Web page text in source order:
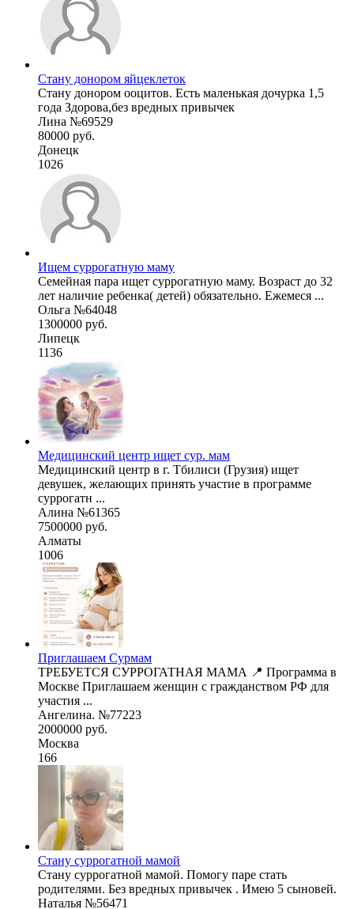
Стану донором яйцеклеток
Стану донором ооцитов. Есть маленькая дочурка 1,5
года Здорова,без вредных привычек
Лина №69529
80000 руб.
Донецк
1026
Ищем суррогатную маму
Семейная пара ищет суррогатную маму. Возраст до 32
лет наличие ребенка( детей) обязательно. Ежемеся ...
Ольга №64048
1300000 руб.
Липецк
1136
Медицинский центр ищет сур. мам
Медицинский центр в г. Тбилиси (Грузия) ищет
девушек, желающих принять участие в программе
суррогатн ...
Алина №61365
7500000 руб.
Алматы
1006
Приглашаем Сурмам
ТРЕБУЕТСЯ СУРРОГАТНАЯ МАМА 📍 Программа в
Москве Приглашаем женщин с гражданством РФ для
участия ...
Ангелина. №77223
2000000 руб.
Москва
166
Стану суррогатной мамой
Стану суррогатной мамой. Помогу паре стать
родителями. Без вредных привычек . Имею 5 сыновей.
Наталья №56471